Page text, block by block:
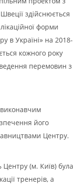
здійснюється
форми
в Україні» на 2018-
кожного року
перемовин з
його
Центру.
Центру (м. Київ) була
тренерів, а